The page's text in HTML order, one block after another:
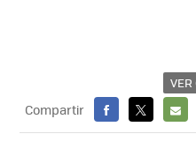
VER
Compartir
FACEBOOK
X
E-